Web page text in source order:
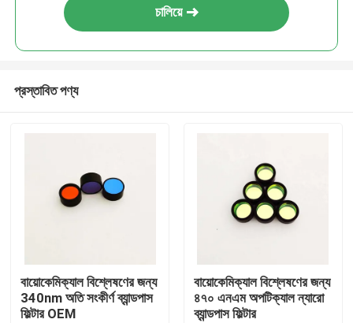
চালিয়ে
প্রস্তাবিত পণ্য
বায়োকেমিক্যাল বিশ্লেষণের জন্য
340nm অতি সংকীর্ণ ব্যান্ডপাস
ফিল্টার OEM
বায়োকেমিক্যাল বিশ্লেষণের জন্য
৪৭০ এনএম অপটিক্যাল ন্যারো
ব্যান্ডপাস ফিল্টার